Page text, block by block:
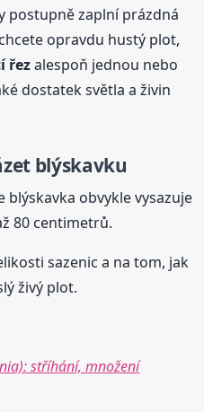
postupně zaplní prázdná
opravdu hustý plot,
řezalespoň jednou nebo
dostatek světla a živin
blýskavku
blýskavka obvykle vysazuje
80 centimetrů.
sazenic a na tom, jak
živý plot.
stříhání, množení